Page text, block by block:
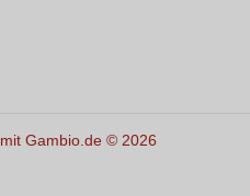
mit Gambio.de © 2026